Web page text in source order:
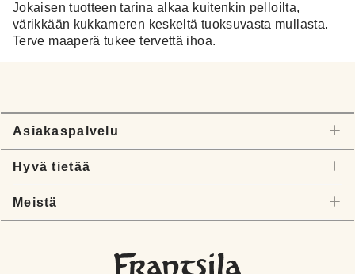
Jokaisen tuotteen tarina alkaa kuitenkin pelloilta,
värikkään kukkameren keskeltä tuoksuvasta mullasta.
Terve maaperä tukee tervettä ihoa.
Asiakaspalvelu
Hyvä tietää
Meistä